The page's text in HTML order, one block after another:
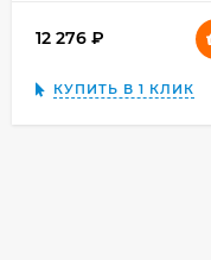
12 276
КУПИТЬ В 1 КЛИК